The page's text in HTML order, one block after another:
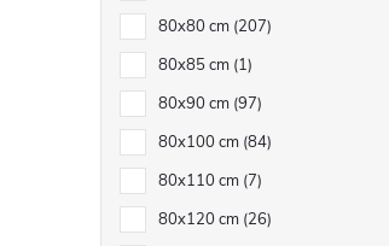
80x80 cm 207
80x85 cm 1
80x90 cm 97
80x100 cm 84
80x110 cm 7
80x120 cm 26